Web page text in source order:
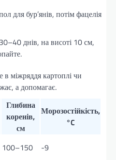
для бур’янів, потім фацелія
днів, на висоті 10 см,
в міжряддя картоплі чи
а допомагає.
Глибина
коренів,
см
Морозостійкість,
°C
100–150 -9